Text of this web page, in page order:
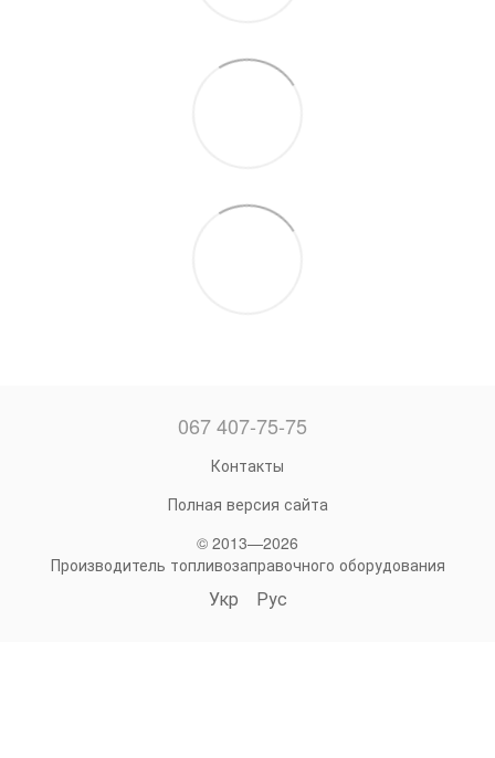
067 407-75-75
Контакты
Полная версия сайта
© 2013—2026
Производитель топливозаправочного оборудования
Укр Рус